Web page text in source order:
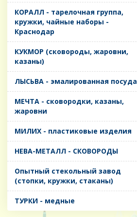
КОРАЛЛ - тарелочная группа,
кружки, чайные наборы -
Краснодар
КУКМОР (сковороды, жаровни,
казаны)
ЛЫСЬВА - эмалированная посуда
МЕЧТА - сковородки, казаны,
жаровни
МИЛИХ - пластиковые изделия
НЕВА-МЕТАЛЛ - СКОВОРОДЫ
Опытный стекольный завод
(стопки, кружки, стаканы)
ТУРКИ - медные